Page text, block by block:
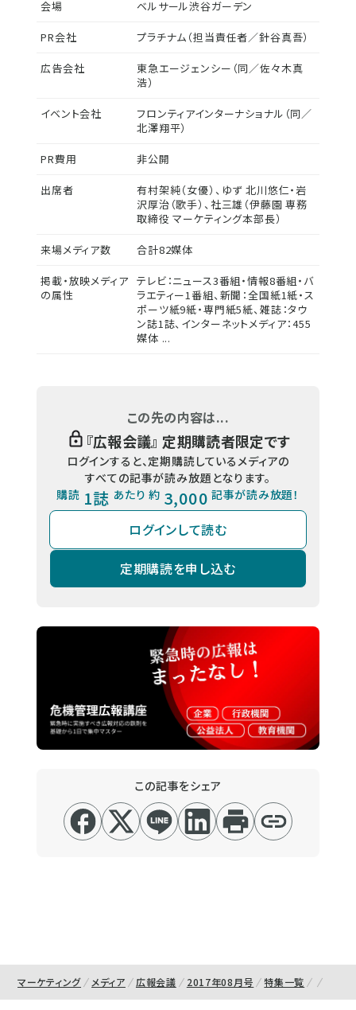
会場 ベルサール渋谷ガーデン
PR会社 プラチナム（担当責任者／針谷真吾）
広告会社
東急エージェンシー（同／佐々木真
浩）
イベント会社
フロンティアインターナショナル（同／
北澤翔平）
PR費用 非公開
出席者
有村架純（女優）、ゆず 北川悠仁・岩
沢厚治（歌手）、社三雄（伊藤園 専務
取締役 マーケティング本部長）
来場メディア数 合計82媒体
掲載・放映メディア
の属性
テレビ：ニュース3番組・情報8番組・バ
ラエティー1番組、新聞：全国紙1紙・ス
ポーツ紙9紙・専門紙5紙、雑誌：タウ
ン誌1誌、インターネットメディア：455
媒体 ...
この先の内容は...
『広報会議』 定期購読者限定です
ログインすると、定期購読しているメディアの
すべての記事が読み放題となります。
購読 1誌 あたり 約 3,000 記事が読み放題！
ログインして読む
定期購読を申し込む
この記事をシェア
マーケティング メディア 広報会議 2017年08月号 特集一覧